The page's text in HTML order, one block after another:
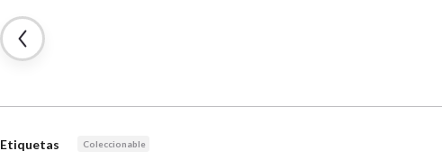
Etiquetas Coleccionable